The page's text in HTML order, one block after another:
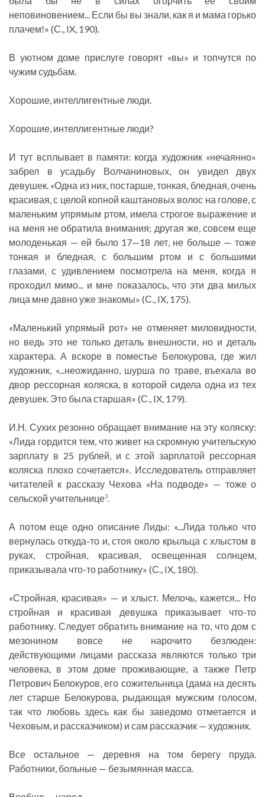
неповиновением... Если бы вы знали, как я и мама горько
плачем!» (С., IX, 190).
В уютном доме прислуге говорят «вы» и топчутся по
чужим судьбам.
Хорошие, интеллигентные люди.
Хорошие, интеллигентные люди?
И тут всплывает в памяти: когда художник «нечаянно»
забрел в усадьбу Волчаниновых, он увидел двух
девушек. «Одна из них, постарше, тонкая, бледная, очень
красивая, с целой копной каштановых волос на голове, с
маленьким упрямым ртом, имела строгое выражение и
на меня не обратила внимания; другая же, совсем еще
молоденькая — ей было 17—18 лет, не больше — тоже
тонкая и бледная, с большим ртом и с большими
глазами, с удивлением посмотрела на меня, когда я
проходил мимо... и мне показалось, что эти два милых
лица мне давно уже знакомы» (С., IX, 175).
«Маленький упрямый рот» не отменяет миловидности,
но ведь это не только деталь внешности, но и деталь
характера. А вскоре в поместье Белокурова, где жил
художник, «...неожиданно, шурша по траве, въехала во
двор рессорная коляска, в которой сидела одна из тех
девушек. Это была старшая» (С., IX, 179).
И.Н. Сухих резонно обращает внимание на эту коляску:
«Лида гордится тем, что живет на скромную учительскую
зарплату в 25 рублей, и с этой зарплатой рессорная
коляска плохо сочетается». Исследователь отправляет
читателей к рассказу Чехова «На подводе» — тоже о
сельской учительнице3.
А потом еще одно описание Лиды: «...Лида только что
вернулась откуда-то и, стоя около крыльца с хлыстом в
руках, стройная, красивая, освещенная солнцем,
приказывала что-то работнику» (С., IX, 180).
«Стройная, красивая» — и хлыст. Мелочь, кажется... Но
стройная и красивая девушка приказывает что-то
работнику. Следует обратить внимание на то, что дом с
мезонином вовсе не нарочито безлюден:
действующими лицами рассказа являются только три
человека, в этом доме проживающие, а также Петр
Петрович Белокуров, его сожительница (дама на десять
лет старше Белокурова, рыдающая мужским голосом,
так что любовь здесь как бы заведомо отметается и
Чеховым, и рассказчиком) и сам рассказчик — художник.
Все остальное — деревня на том берегу пруда.
Работники, больные — безымянная масса.